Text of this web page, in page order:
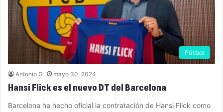
Fútbol
Antonio G mayo 30, 2024
Hansi Flick es el nuevo DT del Barcelona
Barcelona ha hecho oficial la contratación de Hansi Flick como